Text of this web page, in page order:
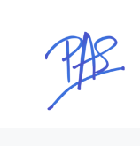
springen